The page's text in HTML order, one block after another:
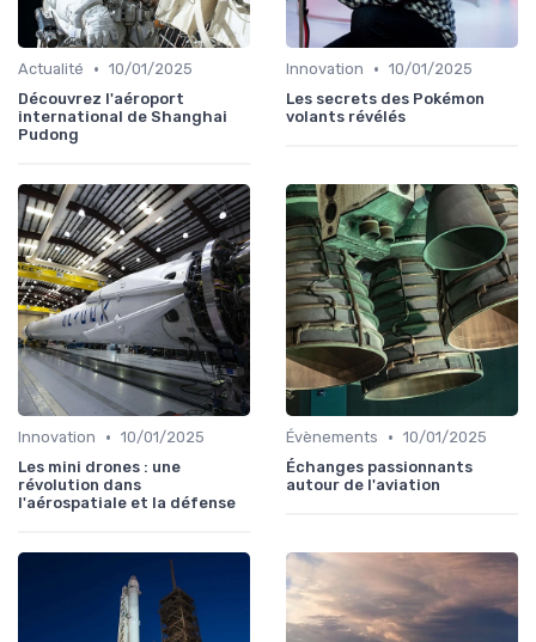
Actualité • 10/01/2025
Découvrez l'aéroport
international de Shanghai
Pudong
Innovation • 10/01/2025
Les secrets des Pokémon
volants révélés
Innovation • 10/01/2025
Les mini drones : une
révolution dans
l'aérospatiale et la défense
Évènements • 10/01/2025
Échanges passionnants
autour de l'aviation